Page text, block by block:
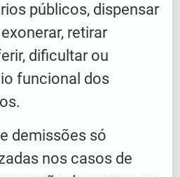
públicos, dispensar
retirar
dificultar ou
funcional dos
demissões só
nos casos de